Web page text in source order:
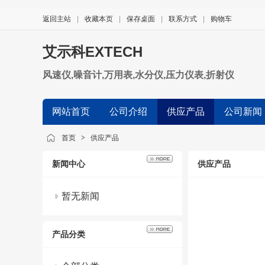
返回主站 收藏本页 保存桌面 联系方式 购物车
艾示科EXTECH
风速仪,噪音计,万用表,水分仪,压力仪表,折射仪
网站首页 公司介绍 供应产品 公司新闻
首页 > 供应产品
新闻中心
暂无新闻
产品分类
供应产品